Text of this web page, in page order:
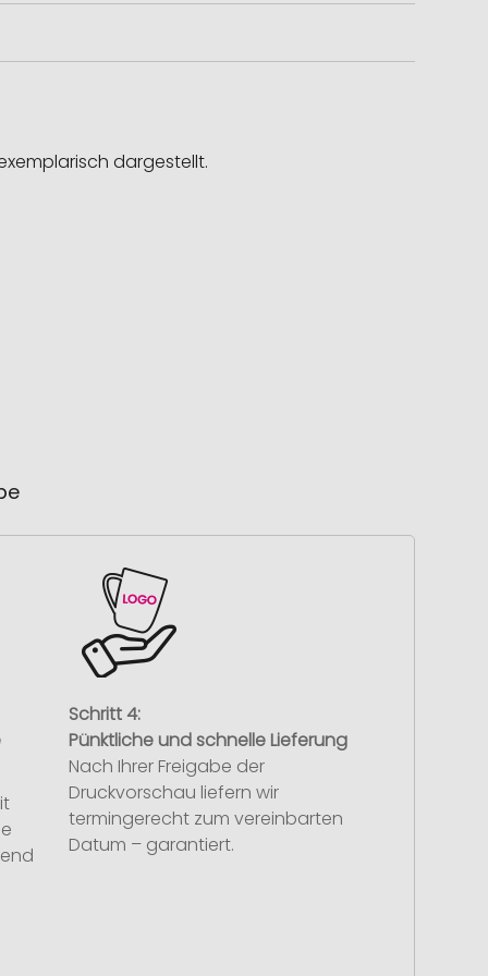
dargestellt.
Schritt 4:
Pünktliche und schnelle Lieferung
Nach Ihrer Freigabe der
Druckvorschau liefern wir
termingerecht zum vereinbarten
Datum – garantiert.